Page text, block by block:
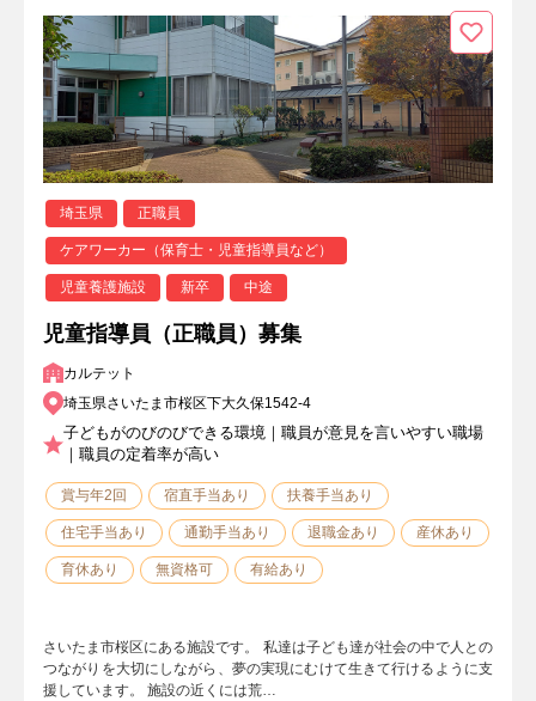
埼玉県 正職員
ケアワーカー（保育士・児童指導員など）
児童養護施設 新卒 中途
児童指導員（正職員）募集
カルテット
埼玉県さいたま市桜区下大久保1542-4
子どもがのびのびできる環境｜職員が意見を言いやすい職場
｜職員の定着率が高い
賞与年2回 宿直手当あり 扶養手当あり
住宅手当あり 通勤手当あり 退職金あり 産休あり
育休あり 無資格可 有給あり
さいたま市桜区にある施設です。 私達は子ども達が社会の中で人との
つながりを大切にしながら、夢の実現にむけて生きて行けるように支
援しています。 施設の近くには荒…